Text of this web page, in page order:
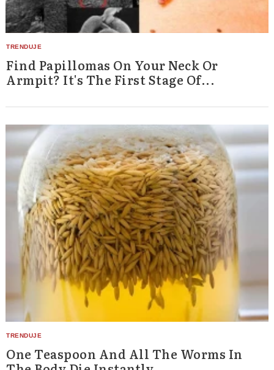
Find Papillomas On Your Neck Or
Armpit? It's The First Stage Of...
One Teaspoon And All The Worms In